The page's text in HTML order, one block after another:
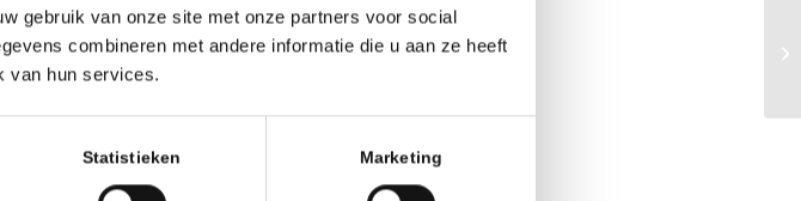
gebruik van onze site met onze partners voor social
combineren met andere informatie die u aan ze heeft
van hun services.
Statistieken Marketing
biotech landscape.